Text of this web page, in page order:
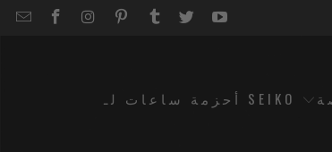
EMAILSTRAPCODE
STRAPCODE
STRAPCODE
STRAPCODE
STRAPCODE
TWITTER
STRAPCODE
YOUTUBE
أحزمة ساعات لـ SEIKO